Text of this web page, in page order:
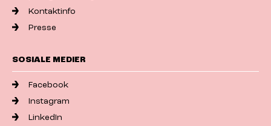
Kontaktinfo
Presse
SOSIALE MEDIER
Facebook
Instagram
LinkedIn